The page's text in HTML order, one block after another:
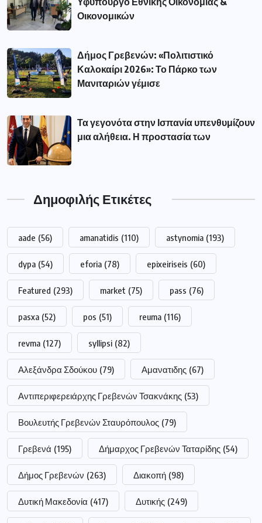
Οικονομικών
Δήμος Γρεβενών: «Πολιτιστικό
Καλοκαίρι 2026»: Το Πάρκο των
Μανιταριών γέμισε
Τα γεγονότα στην Ισπανία υπενθυμίζουν
μια αλήθεια. Η προστασία των
Δημοφιλής Ετικέτες
aade (56) amanatidis (110) astynomia (193)
dypa (54) eforia (78) epixeiriseis (60)
Featured (293) market (75) pass (76)
pasxa (52) pos (51) reuma (116)
revma (127) syllipsi (82)
Αλεξάνδρα Σδούκου (79) Αμανατιδης (67)
Αντιπεριφερειάρχης Γρεβενών Τσακνάκης (53)
Βουλευτής Γρεβενών Σταυρόπουλος (79)
Γρεβενά (195) Δήμαρχος Γρεβενών Ταταρίδης (54)
Δήμος Γρεβενών (263) Διακοπή (98)
Δυτική Μακεδονία (417) Δυτικής (249)